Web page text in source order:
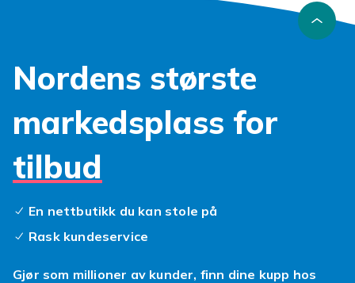
Nordens største
markedsplass for
tilbud
En nettbutikk du kan stole på
Rask kundeservice
Gjør som millioner av kunder, finn dine kupp hos